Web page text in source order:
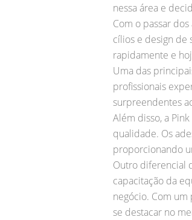
nessa área e
Com o passar
cílios e design de
rapidamente e
Uma das
profissionais
surpreendentes
Além disso, a
qualidade. Os
proporcionando
Outro diferencial
capacitação da
negócio. Com
se destacar no